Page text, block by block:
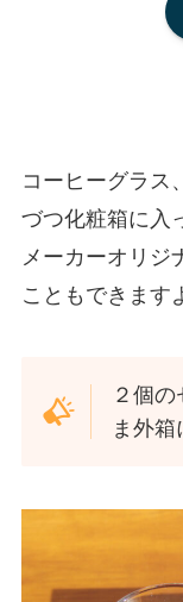
コーヒーグラス
づつ化粧箱に入
メーカーオリジ
こともできます
２個
ま外